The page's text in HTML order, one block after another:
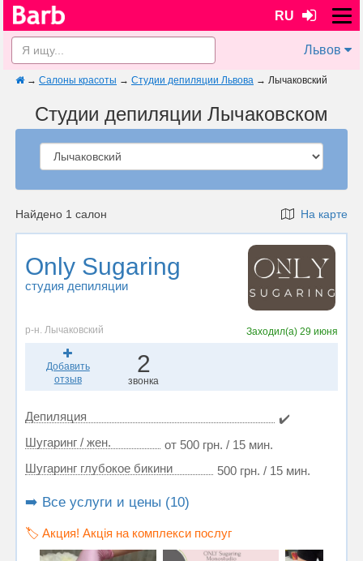
RU
Львов
→ Салоны красоты → Студии депиляции Львова → Лычаковский
Студии депиляции Лычаковском
Найдено 1 салон На карте
Only Sugaring
студия депиляции
р-н. Лычаковский Заходил(а) 29 июня
Добавить
отзыв
2
звонка
Депиляция
✔️
Шугаринг / жен.
от 500 грн. / 15 мин.
Шугаринг глубокое бикини
500 грн. / 15 мин.
➡️ Все услуги и цены (10)
🏷️ Акция! Акція на комплекси послуг